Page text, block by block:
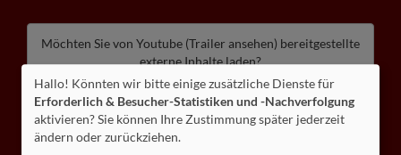
Möchten Sie von Youtube (Trailer ansehen) bereitgestellte
externe Inhalte laden?
Ja
Trailer 2 | Trailer-FSK: 6
Hallo! Könnten wir bitte einige zusätzliche Dienste für
Erforderlich & Besucher-Statistiken und -Nachverfolgung
aktivieren? Sie können Ihre Zustimmung später jederzeit
ändern oder zurückziehen.